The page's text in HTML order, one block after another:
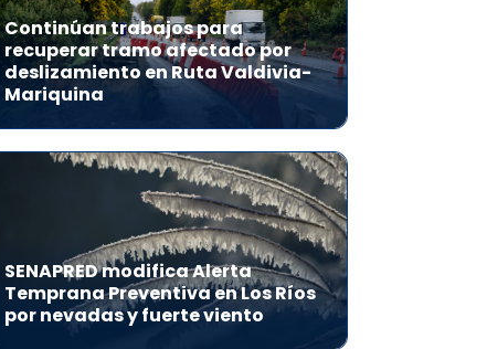
Continúan trabajos para
recuperar tramo afectado por
deslizamiento en Ruta Valdivia-
Mariquina
SENAPRED modifica Alerta
Temprana Preventiva en Los Ríos
por nevadas y fuerte viento